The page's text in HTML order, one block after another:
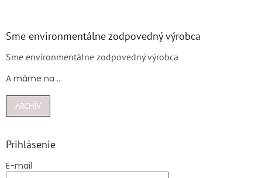
Sme environmentálne zodpovedný výrobca
Sme environmentálne zodpovedný výrobca
A máme na ...
ARCHÍV
Prihlásenie
E-mail